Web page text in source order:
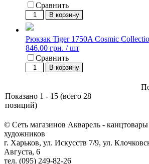
Сравнить
В корзину
Рюкзак Tiger 1750A Cosmic
846.00 грн. / шт
Сравнить
В корзину
Показано 1 - 15 (всего 28
позиций)
© Сеть магазинов Акварель -
художников
г. Харьков, ул. Искусств 7/9, ул.
Августа, 6
тел. (095) 249-82-26